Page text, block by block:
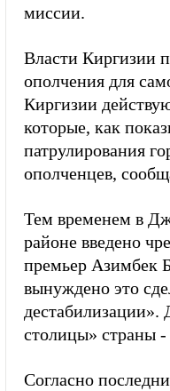
миссии.
Власти Киргизии
ополчения для
Киргизии
которые, как
патрулирования
ополченцев,
Тем временем в
районе введено
премьер Азимбек
вынуждено это
столицы» страны -
Согласно